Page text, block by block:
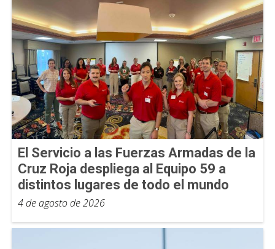
El Servicio a las Fuerzas Armadas de la
Cruz Roja despliega al Equipo 59 a
distintos lugares de todo el mundo
4 de agosto de 2026